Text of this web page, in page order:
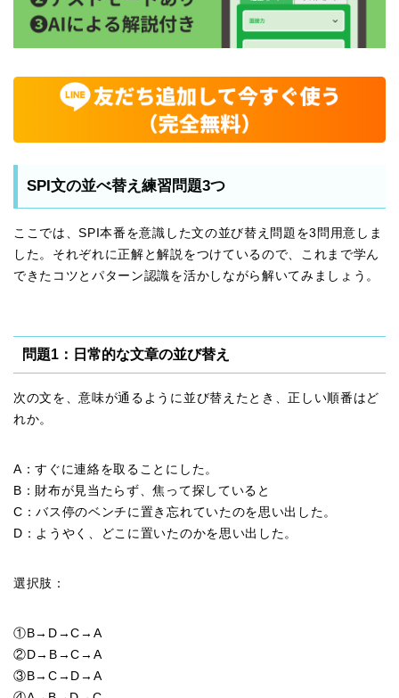
SPI文の並べ替え練習問題3つ
ここでは、SPI本番を意識した文の並び替え問題を3問用意しま
した。それぞれに正解と解説をつけているので、これまで学ん
できたコツとパターン認識を活かしながら解いてみましょう。
問題1：日常的な文章の並び替え
次の文を、意味が通るように並び替えたとき、正しい順番はど
れか。
A：すぐに連絡を取ることにした。
B：財布が見当たらず、焦って探していると
C：バス停のベンチに置き忘れていたのを思い出した。
D：ようやく、どこに置いたのかを思い出した。
選択肢：
①B→D→C→A
②D→B→C→A
③B→C→D→A